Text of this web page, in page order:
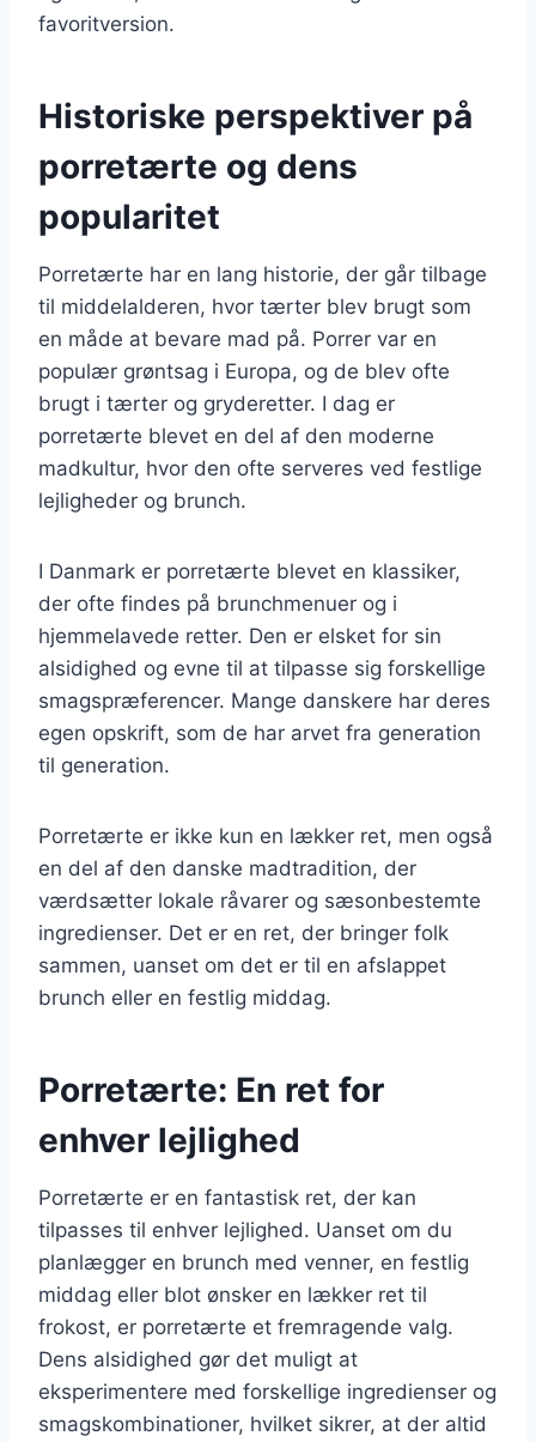
favoritversion.
Historiske perspektiver på
porretærte og dens
popularitet
Porretærte har en lang historie, der går tilbage
til middelalderen, hvor tærter blev brugt som
en måde at bevare mad på. Porrer var en
populær grøntsag i Europa, og de blev ofte
brugt i tærter og gryderetter. I dag er
porretærte blevet en del af den moderne
madkultur, hvor den ofte serveres ved festlige
lejligheder og brunch.
I Danmark er porretærte blevet en klassiker,
der ofte findes på brunchmenuer og i
hjemmelavede retter. Den er elsket for sin
alsidighed og evne til at tilpasse sig forskellige
smagspræferencer. Mange danskere har deres
egen opskrift, som de har arvet fra generation
til generation.
Porretærte er ikke kun en lækker ret, men også
en del af den danske madtradition, der
værdsætter lokale råvarer og sæsonbestemte
ingredienser. Det er en ret, der bringer folk
sammen, uanset om det er til en afslappet
brunch eller en festlig middag.
Porretærte: En ret for
enhver lejlighed
Porretærte er en fantastisk ret, der kan
tilpasses til enhver lejlighed. Uanset om du
planlægger en brunch med venner, en festlig
middag eller blot ønsker en lækker ret til
frokost, er porretærte et fremragende valg.
Dens alsidighed gør det muligt at
eksperimentere med forskellige ingredienser og
smagskombinationer, hvilket sikrer, at der altid